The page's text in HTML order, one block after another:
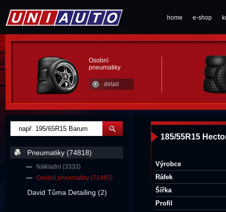
home e-shop
Osobní
pneumatiky
detail
185/55R15
Výrobce
Ráfek
Šířka
Profil
Pneumatiky (74818)
Nákladní (3333)
Osobní pneumatiky (71485)
David Tůma Detailing (2)